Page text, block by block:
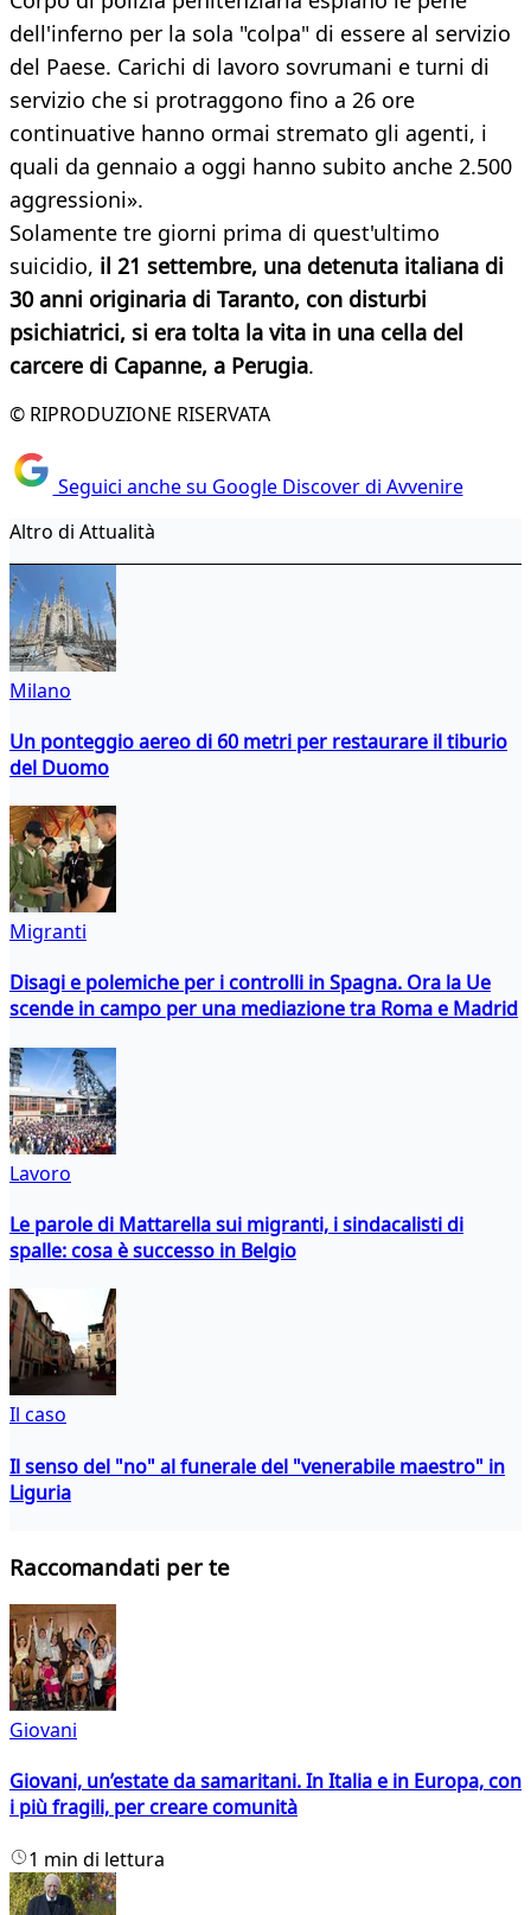
dell'inferno per la sola "colpa" di essere al servizio
del Paese. Carichi di lavoro sovrumani e turni di
servizio che si protraggono fino a 26 ore
continuative hanno ormai stremato gli agenti, i
quali da gennaio a oggi hanno subito anche 2.500
aggressioni».
Solamente tre giorni prima di quest'ultimo
suicidio, il 21 settembre, una detenuta italiana di
30 anni originaria di Taranto, con disturbi
psichiatrici, si era tolta la vita in una cella del
carcere di Capanne, a Perugia.
© RIPRODUZIONE RISERVATA
Seguici anche su Google Discover di Avvenire
Altro di Attualità
Milano
Un ponteggio aereo di 60 metri per restaurare il tiburio
del Duomo
Migranti
Disagi e polemiche per i controlli in Spagna. Ora la Ue
scende in campo per una mediazione tra Roma e Madrid
Lavoro
Le parole di Mattarella sui migranti, i sindacalisti di
spalle: cosa è successo in Belgio
Il caso
Il senso del "no" al funerale del "venerabile maestro" in
Liguria
Raccomandati per te
Giovani
Giovani, un’estate da samaritani. In Italia e in Europa, con
i più fragili, per creare comunità
1 min di lettura